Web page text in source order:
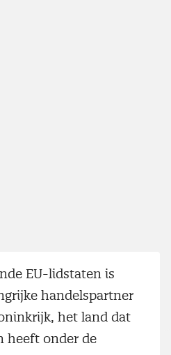
EU-lidstaten is
handelspartner
het land dat
heeft onder de